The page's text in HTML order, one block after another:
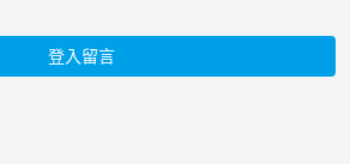
登入留言